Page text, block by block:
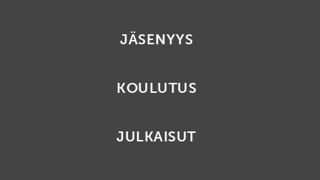
JÄSENYYS
KOULUTUS
JULKAISUT